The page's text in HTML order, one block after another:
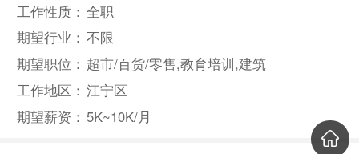
工作性质： 全职
期望行业： 不限
期望职位： 超市/百货/零售,教育培训,建筑
工作地区： 江宁区
期望薪资： 5K~10K/月